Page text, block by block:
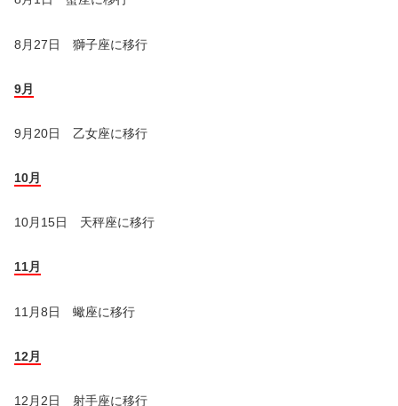
8月27日 獅子座に移行
9月
9月20日 乙女座に移行
10月
10月15日 天秤座に移行
11月
11月8日 蠍座に移行
12月
12月2日 射手座に移行